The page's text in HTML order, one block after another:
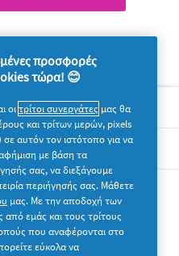
προσφορές
τώρα! 😊
οιτρίτοι συνεργάτες μας θα
και τρίτων μερών, pixels
σε αυτόν τον ιστότοπο για να
με βάση τα
σας, να διεξάγουμε
περιήγησής σας. Μάθετε
μας. Με την αποδοχή των
εμάς και τους τρίτους
που αναφέρονται στο
εύκολα να